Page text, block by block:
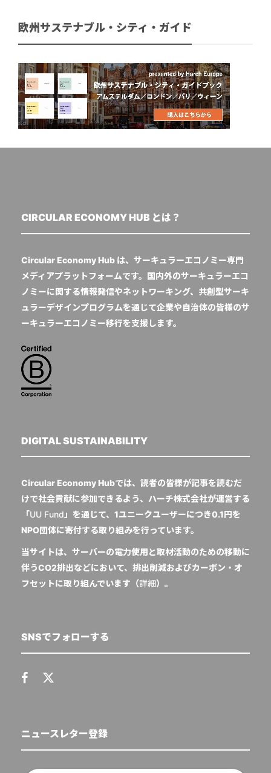
欧州サステナブル・シティ・ガイド
CIRCULAR ECONOMY HUB とは？
Circular Economy Hub は、サーキュラーエコノミー専門
メディアプラットフォームです。国内外のサーキュラーエコ
ノミーに関する情報発信やネットワーキング、共創型サーキ
ュラーデザインプログラムを通じて企業や自治体の皆様のサ
ーキュラーエコノミー移行を支援します。
DIGITAL SUSTAINABILITY
Circular Economy Hubでは、読者の皆様が記事を読むだ
けで社会貢献に参加できるよう、ハーチ株式会社が運営する
「UU Fund 」を通じて、1ユニークユーザーにつき0.1円を
NPO団体に寄付する取り組みを行っています。
当サイトは、サーバーの電力使用と取材活動のための移動に
伴うCO2排出などにおいて、排出削減およびカーボン・オ
フセットに取り組んでいます（詳細）。
SNSでフォローする
ニュースレター登録